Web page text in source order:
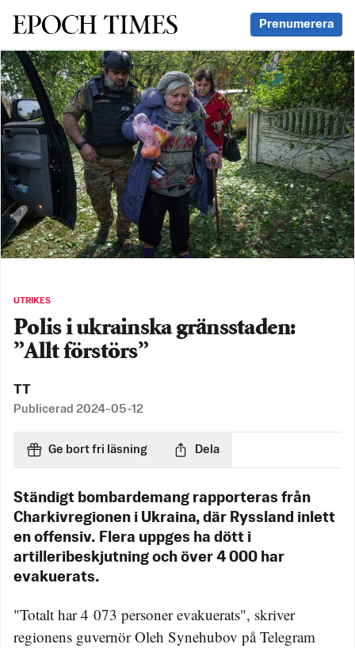
Svenska Epoch Times Prenumerera
UTRIKES
Polis i ukrainska gränsstaden:
”Allt förstörs”
TT
Publicerad 2024-05-12
Ge bort fri läsning Dela
Ständigt bombardemang rapporteras från
Charkivregionen i Ukraina, där Ryssland inlett
en offensiv. Flera uppges ha dött i
artilleribeskjutning och över 4 000 har
evakuerats.
"Totalt har 4 073 personer evakuerats", skriver
regionens guvernör Oleh Synehubov på Telegram